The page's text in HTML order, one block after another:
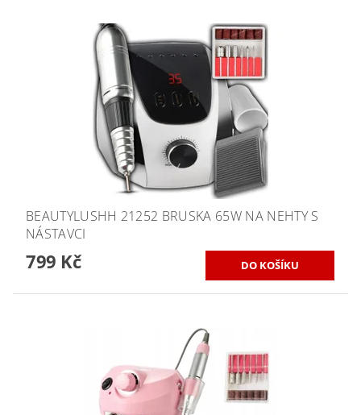
BEAUTYLUSHH 21252 BRUSKA 65W NA NEHTY S
NÁSTAVCI
799 Kč